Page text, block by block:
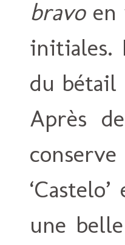
bravoen
initiales.
du bétail
Après
une